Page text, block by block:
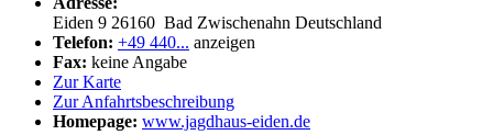
Eiden 9 26160 Bad Zwischenahn Deutschland
Telefon: +49 440... anzeigen
Fax: keine Angabe
Zur Karte
Zur Anfahrtsbeschreibung
Homepage: www.jagdhaus-eiden.de